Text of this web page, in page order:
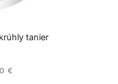
tanier
€